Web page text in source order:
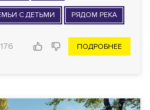
С ДЕТЬМИ РЯДОМ РЕКА
176 ПОДРОБНЕЕ